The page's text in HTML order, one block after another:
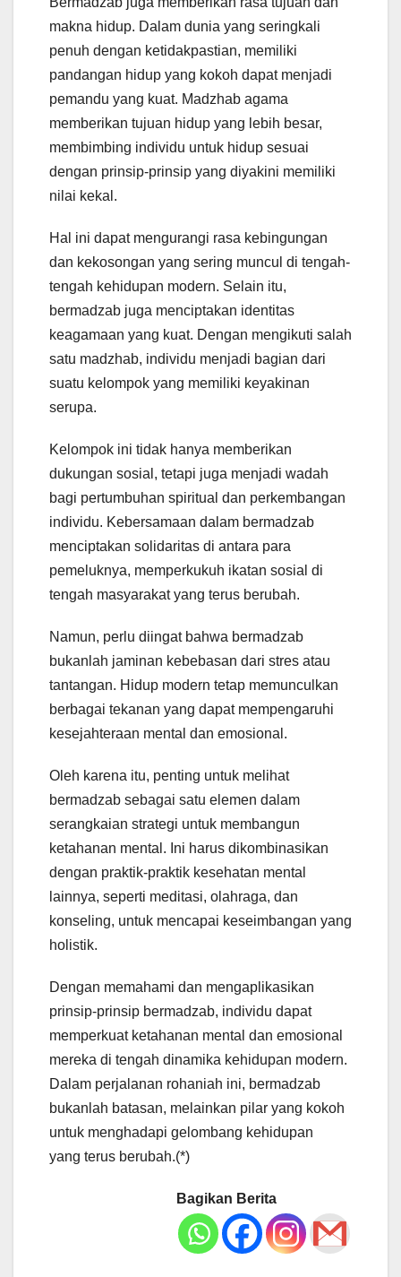
makna hidup. Dalam dunia yang seringkali
penuh dengan ketidakpastian, memiliki
pandangan hidup yang kokoh dapat menjadi
pemandu yang kuat. Madzhab agama
memberikan tujuan hidup yang lebih besar,
membimbing individu untuk hidup sesuai
dengan prinsip-prinsip yang diyakini memiliki
nilai kekal.
Hal ini dapat mengurangi rasa kebingungan
dan kekosongan yang sering muncul di tengah-
tengah kehidupan modern. Selain itu,
bermadzab juga menciptakan identitas
keagamaan yang kuat. Dengan mengikuti salah
satu madzhab, individu menjadi bagian dari
suatu kelompok yang memiliki keyakinan
serupa.
Kelompok ini tidak hanya memberikan
dukungan sosial, tetapi juga menjadi wadah
bagi pertumbuhan spiritual dan perkembangan
individu. Kebersamaan dalam bermadzab
menciptakan solidaritas di antara para
pemeluknya, memperkukuh ikatan sosial di
tengah masyarakat yang terus berubah.
Namun, perlu diingat bahwa bermadzab
bukanlah jaminan kebebasan dari stres atau
tantangan. Hidup modern tetap memunculkan
berbagai tekanan yang dapat mempengaruhi
kesejahteraan mental dan emosional.
Oleh karena itu, penting untuk melihat
bermadzab sebagai satu elemen dalam
serangkaian strategi untuk membangun
ketahanan mental. Ini harus dikombinasikan
dengan praktik-praktik kesehatan mental
lainnya, seperti meditasi, olahraga, dan
konseling, untuk mencapai keseimbangan yang
holistik.
Dengan memahami dan mengaplikasikan
prinsip-prinsip bermadzab, individu dapat
memperkuat ketahanan mental dan emosional
mereka di tengah dinamika kehidupan modern.
Dalam perjalanan rohaniah ini, bermadzab
bukanlah batasan, melainkan pilar yang kokoh
untuk menghadapi gelombang kehidupan
yang terus berubah.(*)
Bagikan Berita